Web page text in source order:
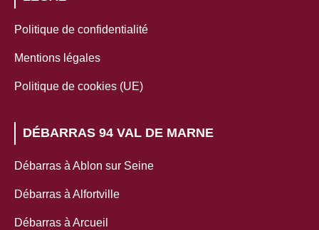
Politique de confidentialité
Mentions légales
Politique de cookies (UE)
DÉBARRAS 94 VAL DE MARNE
Débarras à Ablon sur Seine
Débarras à Alfortville
Débarras à Arcueil